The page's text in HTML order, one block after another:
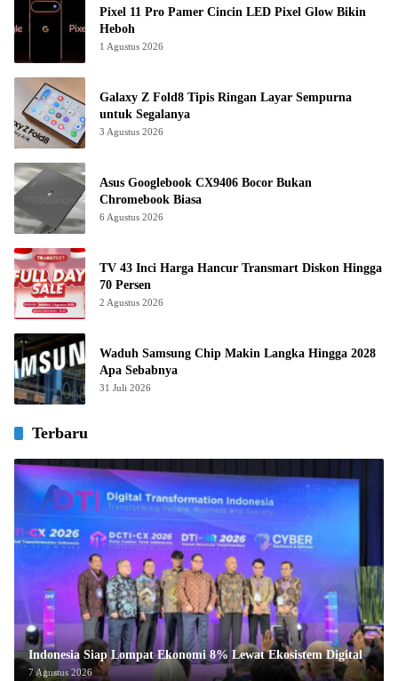
Pixel 11 Pro Pamer Cincin LED Pixel Glow Bikin
Heboh
1 Agustus 2026
Galaxy Z Fold8 Tipis Ringan Layar Sempurna
untuk Segalanya
3 Agustus 2026
Asus Googlebook CX9406 Bocor Bukan
Chromebook Biasa
6 Agustus 2026
TV 43 Inci Harga Hancur Transmart Diskon Hingga
70 Persen
2 Agustus 2026
Waduh Samsung Chip Makin Langka Hingga 2028
Apa Sebabnya
31 Juli 2026
Terbaru
Indonesia Siap Lompat Ekonomi 8% Lewat Ekosistem Digital
7 Agustus 2026